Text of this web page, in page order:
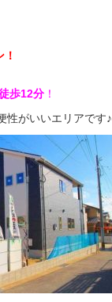
歩12分 ！
性がいいエリアです♪